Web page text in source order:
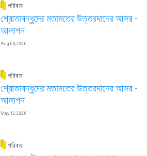
পরিবার
শ্রোতাবন্ধুদের মতামতের উত্তরদানের আসর -
আলাপন
Aug 04, 2026
পরিবার
শ্রোতাবন্ধুদের মতামতের উত্তরদানের আসর -
আলাপন
May 12, 2026
পরিবার